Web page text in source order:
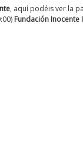
, aquí podéis ver la
Fundación Inocente